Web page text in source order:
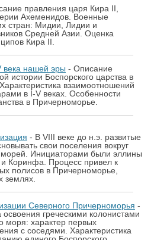
правления царя Кира II,
Ахеменидов. Военные
стран: Мидии, Лидии и
Средней Азии. Оценка
Кира II.
века нашей эры - Описание
истории Боспорского царства в
взаимоотношений
в I-V веках. Особенности
в Причерноморье.
- В VIII веке до н.э. развитые
свои поселения вокруг
Инициаторами были эллины
Коринфа. Процесс привел к
полисов в Причерноморье,
землях.
Северного Причерноморья -
освоения греческими колонистами
моря: характер первых
с соседями. Характеристика